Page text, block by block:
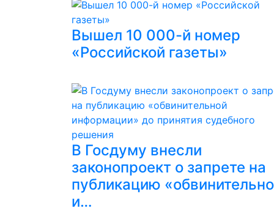
Вышел 10 000-й номер
«Российской газеты»
В Госдуму внесли
законопроект о запрете на
публикацию
и…